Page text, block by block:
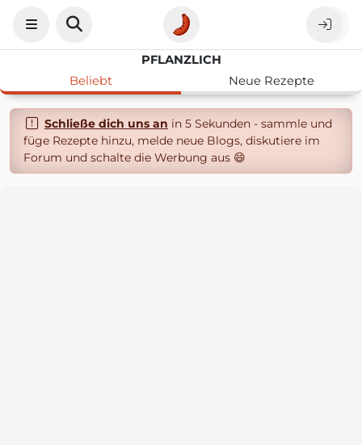
PFLANZLICH
Beliebt
Neue Rezepte
Schließe dich uns an in 5 Sekunden - sammle und
füge Rezepte hinzu, melde neue Blogs, diskutiere im
Forum und schalte die Werbung aus 😄